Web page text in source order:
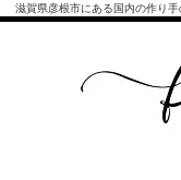
滋賀県彦根市にある国内の作り